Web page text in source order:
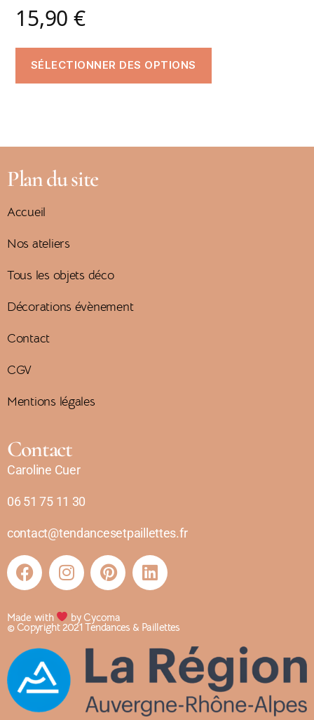
15,90 €
SÉLECTIONNER DES OPTIONS
Plan du site
Accueil
Nos ateliers
Tous les objets déco
Décorations évènement
Contact
CGV
Mentions légales
Contact
Caroline Cuer
06 51 75 11 30
contact@tendancesetpaillettes.fr
Made with by Cycoma
© Copyright 2021 Tendances & Paillettes